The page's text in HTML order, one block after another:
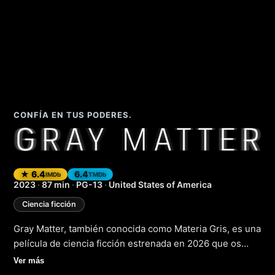
CONFÍA EN TUS PODERES.
Gray Matter
★ 6.4IMDb 6.4TMDb
2023 · 87 min · PG-13 · United States of America
Ciencia ficción
Gray Matter, también conocida como Materia Gris, es una
película de ciencia ficción estrenada en 2026 que os
llevará a un viaje a través de lo desconocido. En un
Ver más